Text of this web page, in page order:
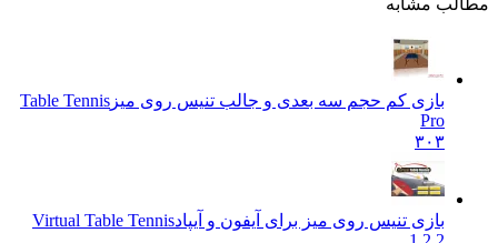
مشابه
بازی کم حجم سه بعدی و جالب تنیس روی میزTable Tennis
بازی تنیس روی میز برای آیفون و آیپاد Virtual Table Tennis